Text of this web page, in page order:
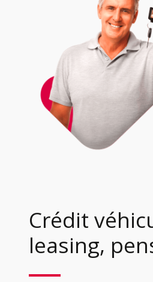
Crédit
leasing,